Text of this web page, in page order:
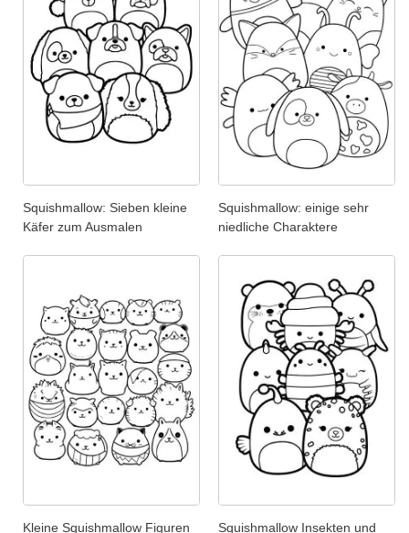
Squishmallow: Sieben kleine
Käfer zum Ausmalen
Squishmallow: einige sehr
niedliche Charaktere
Kleine Squishmallow Figuren
Squishmallow Insekten und